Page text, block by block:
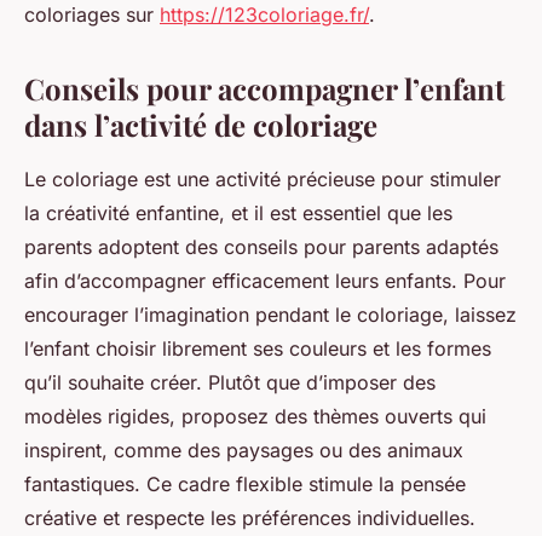
coloriages sur https://123coloriage.fr/.
Conseils pour accompagner l’enfant
dans l’activité de coloriage
Le coloriage est une activité précieuse pour stimuler
la créativité enfantine, et il est essentiel que les
parents adoptent des conseils pour parents adaptés
afin d’accompagner efficacement leurs enfants. Pour
encourager l’imagination pendant le coloriage, laissez
l’enfant choisir librement ses couleurs et les formes
qu’il souhaite créer. Plutôt que d’imposer des
modèles rigides, proposez des thèmes ouverts qui
inspirent, comme des paysages ou des animaux
fantastiques. Ce cadre flexible stimule la pensée
créative et respecte les préférences individuelles.